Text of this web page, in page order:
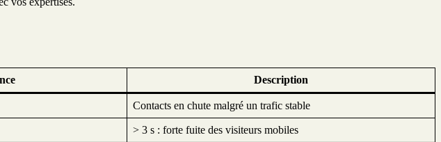
Description
Contacts en chute malgré un trafic stable
> 3 s : forte fuite des visiteurs mobiles